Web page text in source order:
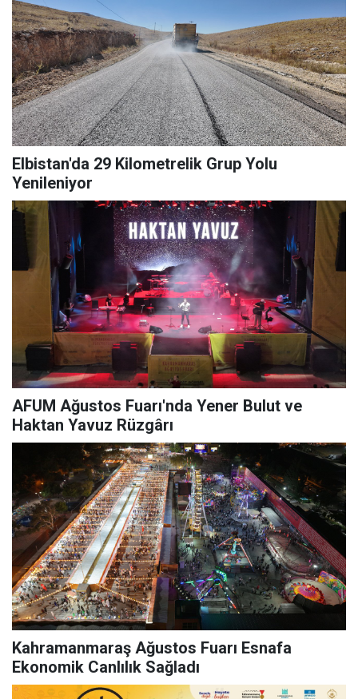
Elbistan'da 29 Kilometrelik Grup Yolu
Yenileniyor
AFUM Ağustos Fuarı'nda Yener Bulut ve
Haktan Yavuz Rüzgârı
Kahramanmaraş Ağustos Fuarı Esnafa
Ekonomik Canlılık Sağladı